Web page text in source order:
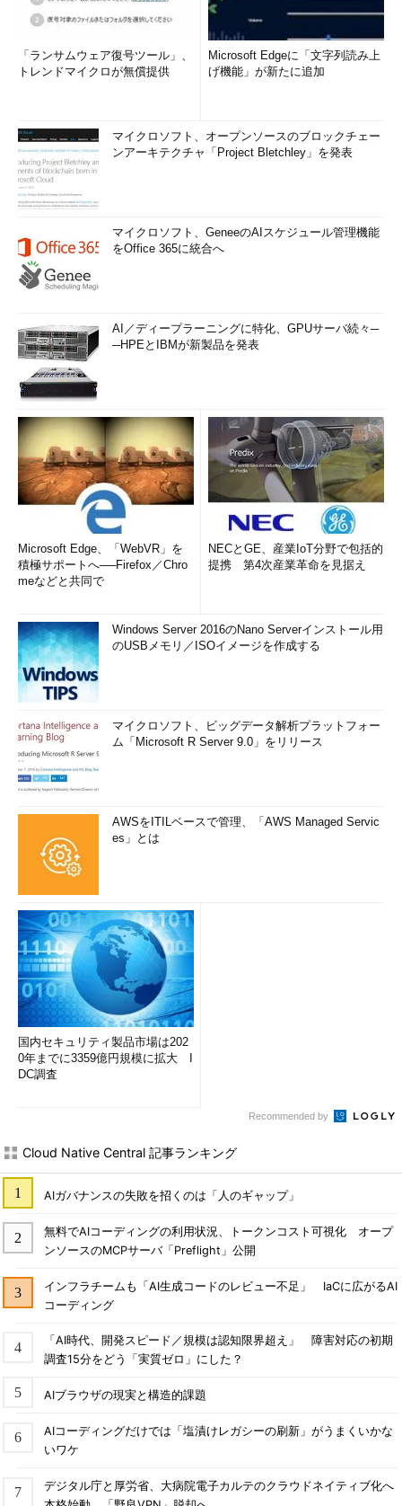
「ランサムウェア復号ツール」、
トレンドマイクロが無償提供
Microsoft Edgeに「文字列読み上
げ機能」が新たに追加
マイクロソフト、オープンソースのブロックチェー
ンアーキテクチャ「Project Bletchley」を発表
マイクロソフト、GeneeのAIスケジュール管理機能
をOffice 365に統合へ
AI／ディープラーニングに特化、GPUサーバ続々─
─HPEとIBMが新製品を発表
Microsoft Edge、「WebVR」を
積極サポートへ──Firefox／Chro
meなどと共同で
NECとGE、産業IoT分野で包括的
提携 第4次産業革命を見据え
Windows Server 2016のNano Serverインストール用
のUSBメモリ／ISOイメージを作成する
マイクロソフト、ビッグデータ解析プラットフォー
ム「Microsoft R Server 9.0」をリリース
AWSをITILベースで管理、「AWS Managed Servic
es」とは
国内セキュリティ製品市場は202
0年までに3359億円規模に拡大 I
DC調査
Recommended by
Cloud Native Central 記事ランキング
AIガバナンスの失敗を招くのは「人のギャップ」
無料でAIコーディングの利用状況、トークンコスト可視化 オープ
ンソースのMCPサーバ「Preflight」公開
インフラチームも「AI生成コードのレビュー不足」 IaCに広がるAI
コーディング
「AI時代、開発スピード／規模は認知限界超え」 障害対応の初期
調査15分をどう「実質ゼロ」にした？
AIブラウザの現実と構造的課題
AIコーディングだけでは「塩漬けレガシーの刷新」がうまくいかな
いワケ
デジタル庁と厚労省、大病院電子カルテのクラウドネイティブ化へ